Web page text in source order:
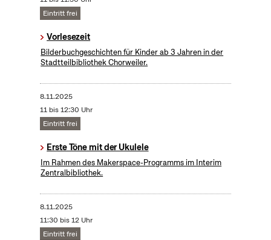
Eintritt frei
Vorlesezeit
Bilderbuchgeschichten für Kinder ab 3 Jahren in der
Stadtteilbibliothek Chorweiler.
8.11.2025
11 bis 12:30 Uhr
Eintritt frei
Erste Töne mit der Ukulele
Im Rahmen des Makerspace-Programms im Interim
Zentralbibliothek.
8.11.2025
11:30 bis 12 Uhr
Eintritt frei